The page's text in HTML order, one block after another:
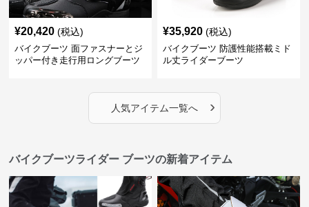
¥20,420 (税込)
バイクブーツ 面ファスナーとジ
ッパー付き走行用ロングブーツ
¥35,920 (税込)
バイクブーツ 防護性能搭載ミド
ル丈ライダーブーツ
人気アイテム一覧へ ›
バイクブーツライダー ブーツの新着アイテム